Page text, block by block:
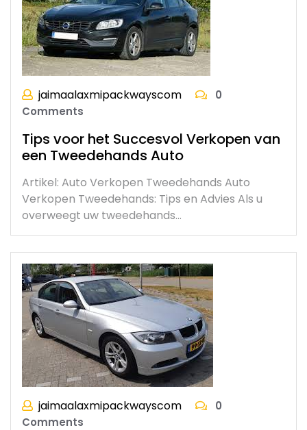
jaimaalaxmipackwayscom
0
Comments
Tips voor het Succesvol Verkopen van
een Tweedehands Auto
Artikel: Auto Verkopen Tweedehands Auto
Verkopen Tweedehands: Tips en Advies Als u
overweegt uw tweedehands…
jaimaalaxmipackwayscom
0
Comments